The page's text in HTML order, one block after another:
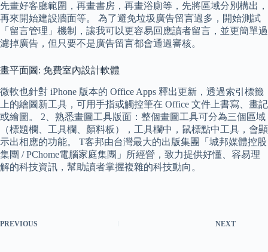
先畫好客廳範圍，再畫書房，再畫浴廁等，先將區域分別構出，
再來開始建設牆面等。 為了避免垃圾廣告留言過多，開始測試
「留言管理」機制，讓我可以更容易回應讀者留言，並更簡單過
濾掉廣告，但只要不是廣告留言都會通過審核。
畫平面圖: 免費室內設計軟體
微軟也針對 iPhone 版本的 Office Apps 釋出更新，透過索引標籤
上的繪圖新工具，可用手指或觸控筆在 Office 文件上書寫、畫記
或繪圖。 2、熟悉畫圖工具版面：整個畫圖工具可分為三個區域
（標題欄、工具欄、顏料板），工具欄中，鼠標點中工具，會顯
示出相應的功能。 T客邦由台灣最大的出版集團「城邦媒體控股
集團 / PChome電腦家庭集團」所經營，致力提供好懂、容易理
解的科技資訊，幫助讀者掌握複雜的科技動向。
PREVIOUS NEXT